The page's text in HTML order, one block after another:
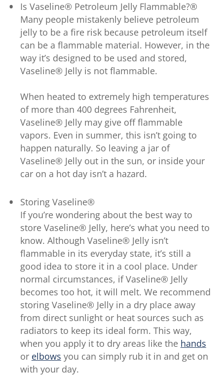
Is Vaseline® Petroleum Jelly Flammable?®
Many people mistakenly believe petroleum
jelly to be a fire risk because petroleum itself
can be a flammable material. However, in the
way it’s designed to be used and stored,
Vaseline® Jelly is not flammable.
When heated to extremely high temperatures
of more than 400 degrees Fahrenheit,
Vaseline® Jelly may give off flammable
vapors. Even in summer, this isn’t going to
happen naturally. So leaving a jar of
Vaseline® Jelly out in the sun, or inside your
car on a hot day isn’t a hazard.
Storing Vaseline®
If you’re wondering about the best way to
store Vaseline® Jelly, here’s what you need to
know. Although Vaseline® Jelly isn’t
flammable in its everyday state, it’s still a
good idea to store it in a cool place. Under
normal circumstances, if Vaseline® Jelly
becomes too hot, it will melt. We recommend
storing Vaseline® Jelly in a dry place away
from direct sunlight or heat sources such as
radiators to keep its ideal form. This way,
when you apply it to dry areas like the hands
or elbows you can simply rub it in and get on
with your day.